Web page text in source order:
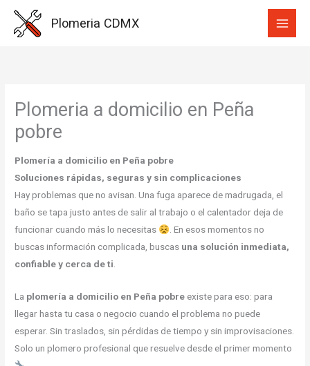
Plomeria CDMX
Plomeria a domicilio en Peña
pobre
Plomería a domicilio en Peña pobre
Soluciones rápidas, seguras y sin complicaciones
Hay problemas que no avisan. Una fuga aparece de madrugada, el
baño se tapa justo antes de salir al trabajo o el calentador deja de
funcionar cuando más lo necesitas
. En esos momentos no
buscas información complicada, buscas una solución inmediata,
confiable y cerca de ti.
La plomería a domicilio en Peña pobre existe para eso: para
llegar hasta tu casa o negocio cuando el problema no puede
esperar. Sin traslados, sin pérdidas de tiempo y sin improvisaciones.
Solo un plomero profesional que resuelve desde el primer momento